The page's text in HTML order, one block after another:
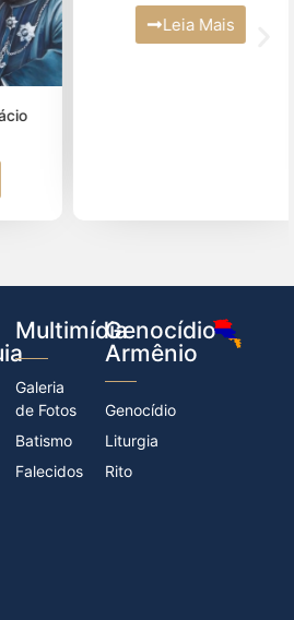
Leia Mais
Multimídia
Galeria
de Fotos
Batismo
Falecidos
Genocídio
Armênio
Genocídio
Liturgia
Rito